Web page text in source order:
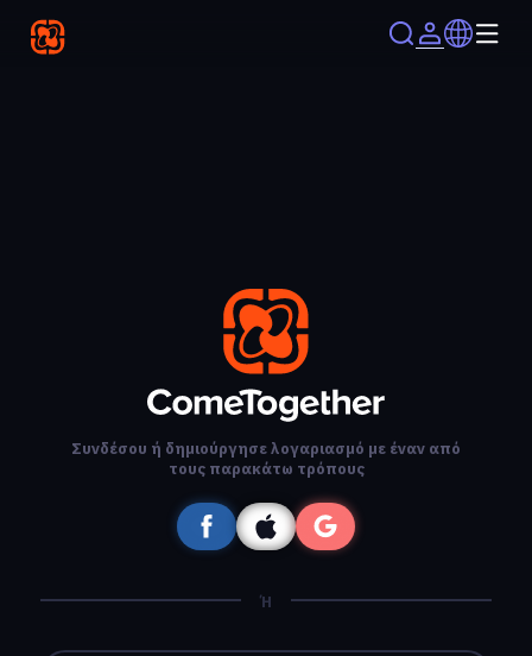
Συνδέσου ή δημιούργησε λογαριασμό με έναν από
τους παρακάτω τρόπους
Ή